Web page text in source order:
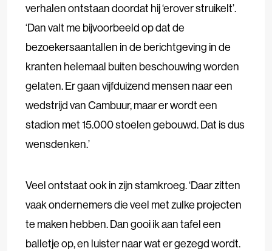
verhalen ontstaan doordat hij ‘erover struikelt’.
‘Dan valt me bijvoorbeeld op dat de
bezoekersaantallen in de berichtgeving in de
kranten helemaal buiten beschouwing worden
gelaten. Er gaan vijfduizend mensen naar een
wedstrijd van Cambuur, maar er wordt een
stadion met 15.000 stoelen gebouwd. Dat is dus
wensdenken.’
Veel ontstaat ook in zijn stamkroeg. ‘Daar zitten
vaak ondernemers die veel met zulke projecten
te maken hebben. Dan gooi ik aan tafel een
balletje op, en luister naar wat er gezegd wordt.